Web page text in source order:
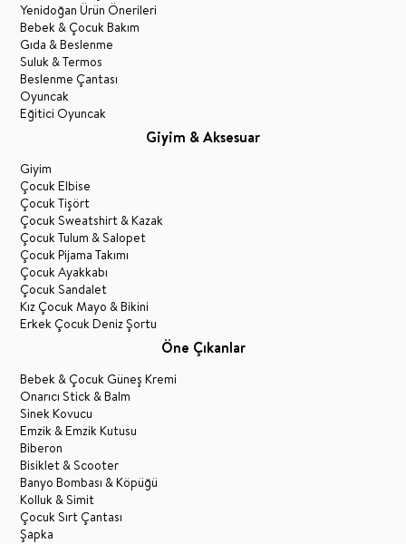
Yenidoğan Ürün Önerileri
Bebek & Çocuk Bakım
Gıda & Beslenme
Suluk & Termos
Beslenme Çantası
Oyuncak
Eğitici Oyuncak
Giyim & Aksesuar
Giyim
Çocuk Elbise
Çocuk Tişört
Çocuk Sweatshirt & Kazak
Çocuk Tulum & Salopet
Çocuk Pijama Takımı
Çocuk Ayakkabı
Çocuk Sandalet
Kız Çocuk Mayo & Bikini
Erkek Çocuk Deniz Şortu
Öne Çıkanlar
Bebek & Çocuk Güneş Kremi
Onarıcı Stick & Balm
Sinek Kovucu
Emzik & Emzik Kutusu
Biberon
Bisiklet & Scooter
Banyo Bombası & Köpüğü
Kolluk & Simit
Çocuk Sırt Çantası
Şapka